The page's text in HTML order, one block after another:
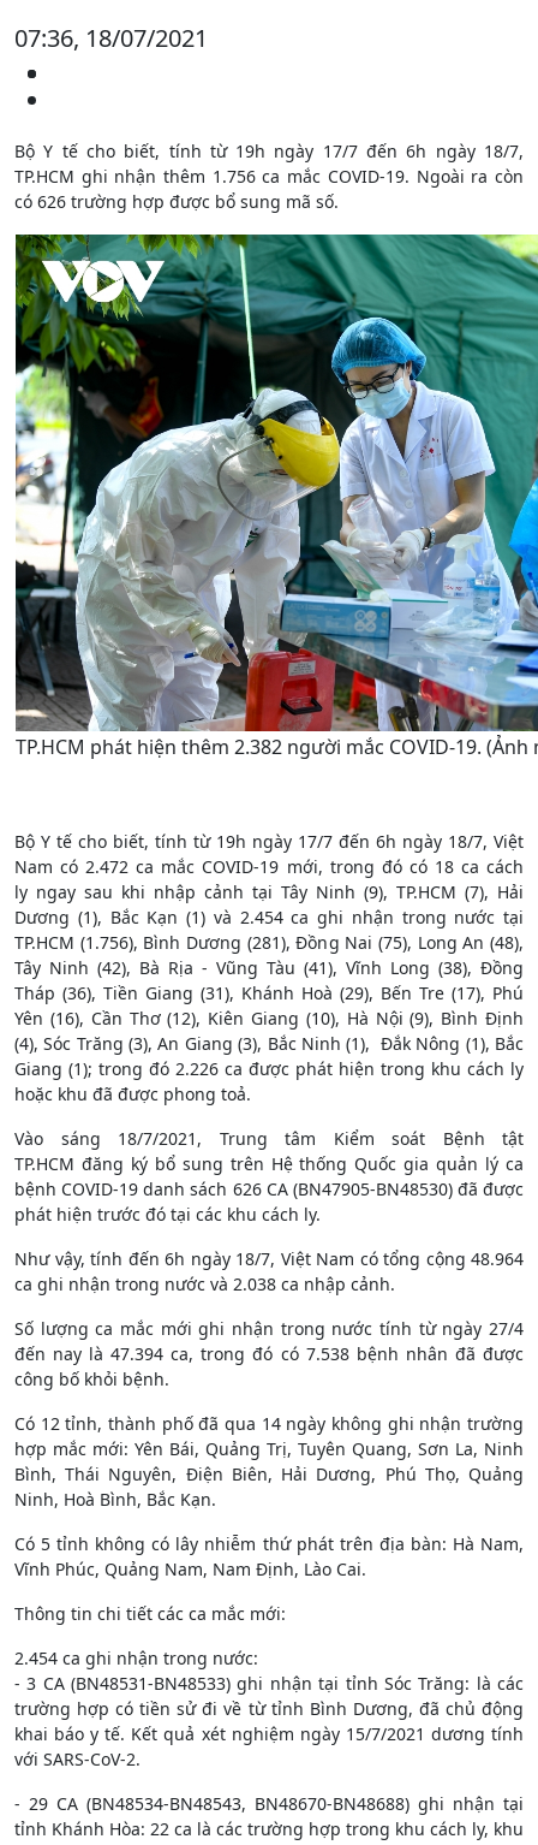
07:36, 18/07/2021
Bộ Y tế cho biết, tính từ 19h ngày 17/7 đến 6h ngày 18/7,
TP.HCM ghi nhận thêm 1.756 ca mắc COVID-19. Ngoài ra còn
có 626 trường hợp được bổ sung mã số.
TP.HCM phát hiện thêm 2.382 người mắc COVID-19.
Bộ Y tế cho biết, tính từ 19h ngày 17/7 đến 6h ngày 18/7, Việt
Nam có 2.472 ca mắc COVID-19 mới, trong đó có 18 ca cách
ly ngay sau khi nhập cảnh tại Tây Ninh (9), TP.HCM (7), Hải
Dương (1), Bắc Kạn (1) và 2.454 ca ghi nhận trong nước tại
TP.HCM (1.756), Bình Dương (281), Đồng Nai (75), Long An (48),
Tây Ninh (42), Bà Rịa - Vũng Tàu (41), Vĩnh Long (38), Đồng
Tháp (36), Tiền Giang (31), Khánh Hoà (29), Bến Tre (17), Phú
Yên (16), Cần Thơ (12), Kiên Giang (10), Hà Nội (9), Bình Định
(4), Sóc Trăng (3), An Giang (3), Bắc Ninh (1), Đắk Nông (1), Bắc
Giang (1); trong đó 2.226 ca được phát hiện trong khu cách ly
hoặc khu đã được phong toả.
Vào sáng 18/7/2021, Trung tâm Kiểm soát Bệnh tật
TP.HCM đăng ký bổ sung trên Hệ thống Quốc gia quản lý ca
bệnh COVID-19 danh sách 626 CA (BN47905-BN48530) đã được
phát hiện trước đó tại các khu cách ly.
Như vậy, tính đến 6h ngày 18/7, Việt Nam có tổng cộng 48.964
ca ghi nhận trong nước và 2.038 ca nhập cảnh.
Số lượng ca mắc mới ghi nhận trong nước tính từ ngày 27/4
đến nay là 47.394 ca, trong đó có 7.538 bệnh nhân đã được
công bố khỏi bệnh.
Có 12 tỉnh, thành phố đã qua 14 ngày không ghi nhận trường
hợp mắc mới: Yên Bái, Quảng Trị, Tuyên Quang, Sơn La, Ninh
Bình, Thái Nguyên, Điện Biên, Hải Dương, Phú Thọ, Quảng
Ninh, Hoà Bình, Bắc Kạn.
Có 5 tỉnh không có lây nhiễm thứ phát trên địa bàn: Hà Nam,
Vĩnh Phúc, Quảng Nam, Nam Định, Lào Cai.
Thông tin chi tiết các ca mắc mới:
2.454 ca ghi nhận trong nước:
- 3 CA (BN48531-BN48533) ghi nhận tại tỉnh Sóc Trăng: là các
trường hợp có tiền sử đi về từ tỉnh Bình Dương, đã chủ động
khai báo y tế. Kết quả xét nghiệm ngày 15/7/2021 dương tính
với SARS-CoV-2.
- 29 CA (BN48534-BN48543, BN48670-BN48688) ghi nhận tại
tỉnh Khánh Hòa: 22 ca là các trường hợp trong khu cách ly, khu